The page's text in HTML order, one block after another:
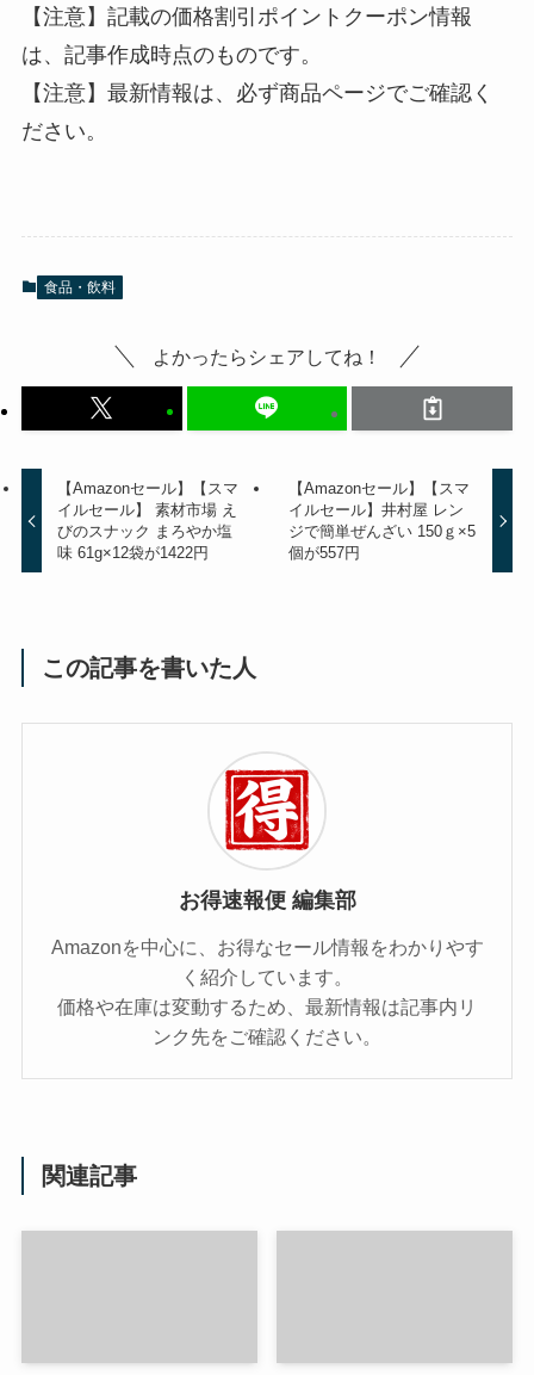
【注意】記載の価格割引ポイントクーポン情報
は、記事作成時点のものです。
【注意】最新情報は、必ず商品ページでご確認く
ださい。
食品・飲料
よかったらシェアしてね！
【Amazonセール】【スマ
イルセール】 素材市場 え
びのスナック まろやか塩
味 61g×12袋が1422円
【Amazonセール】【スマ
イルセール】井村屋 レン
ジで簡単ぜんざい 150ｇ×5
個が557円
この記事を書いた人
お得速報便 編集部
Amazonを中心に、お得なセール情報をわかりやす
く紹介しています。
価格や在庫は変動するため、最新情報は記事内リ
ンク先をご確認ください。
関連記事